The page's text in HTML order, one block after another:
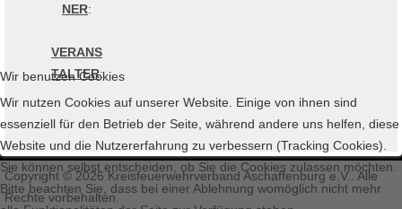
NER:
VERANS
TALTER:
Copyright © 2026 Kreisfeuerwehrverband Aschaffenburg e.V.. Alle
Rechte vorbehalten.
Wir benutzen Cookies
Wir nutzen Cookies auf unserer Website. Einige von ihnen sind
essenziell für den Betrieb der Seite, während andere uns helfen, diese
Website und die Nutzererfahrung zu verbessern (Tracking Cookies).
Sie können selbst entscheiden, ob Sie die Cookies zulassen möchten.
Bitte beachten Sie, dass bei einer Ablehnung womöglich nicht mehr